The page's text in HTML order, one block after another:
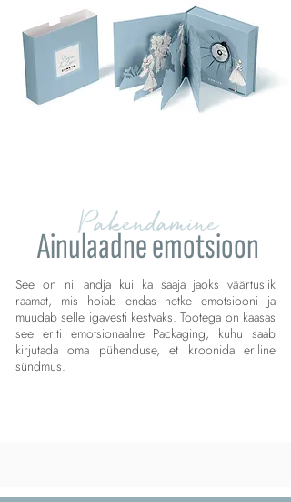
Pakendamine
Ainulaadne emotsioon
See on nii andja kui ka saaja jaoks väärtuslik
raamat, mis hoiab endas hetke emotsiooni ja
muudab selle igavesti kestvaks. Tootega on kaasas
see eriti emotsionaalne Packaging, kuhu saab
kirjutada oma pühenduse, et kroonida eriline
sündmus.